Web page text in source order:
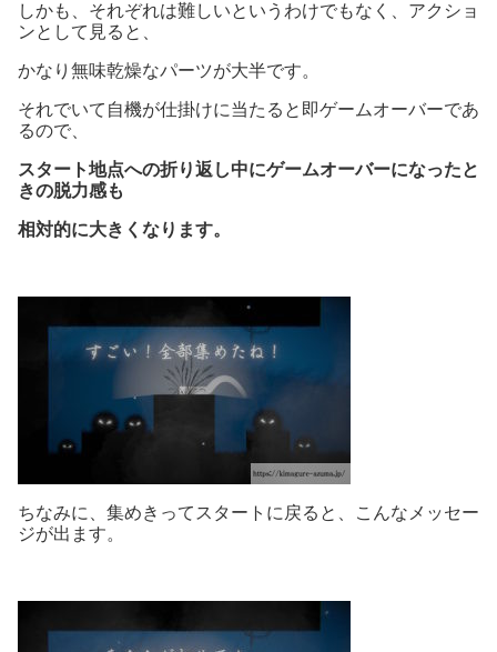
しかも、それぞれは難しいというわけでもなく、アクショ
ンとして見ると、
かなり無味乾燥なパーツが大半です。
それでいて自機が仕掛けに当たると即ゲームオーバーであ
るので、
スタート地点への折り返し中にゲームオーバーになったと
きの脱力感も
相対的に大きくなります。
ちなみに、集めきってスタートに戻ると、こんなメッセー
ジが出ます。